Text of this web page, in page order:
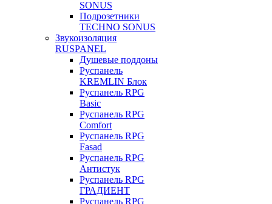
SONUS
Подрозетники
TECHNO SONUS
Звукоизоляция
RUSPANEL
Душевые поддоны
Руспанель
KREMLIN Блок
Руспанель RPG
Basic
Руспанель RPG
Comfort
Руспанель RPG
Fasad
Руспанель RPG
Антистук
Руспанель RPG
ГРАДИЕНТ
Руспанель RPG